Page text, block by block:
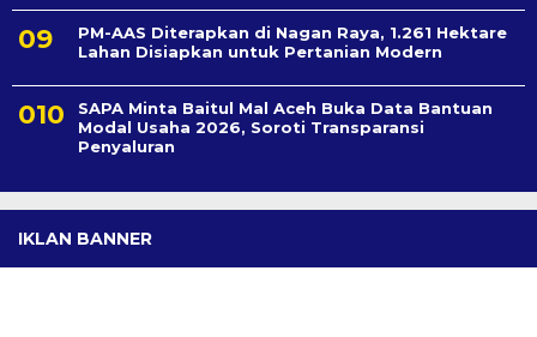
PM-AAS Diterapkan di Nagan Raya, 1.261 Hektare
Lahan Disiapkan untuk Pertanian Modern
SAPA Minta Baitul Mal Aceh Buka Data Bantuan
Modal Usaha 2026, Soroti Transparansi
Penyaluran
IKLAN BANNER